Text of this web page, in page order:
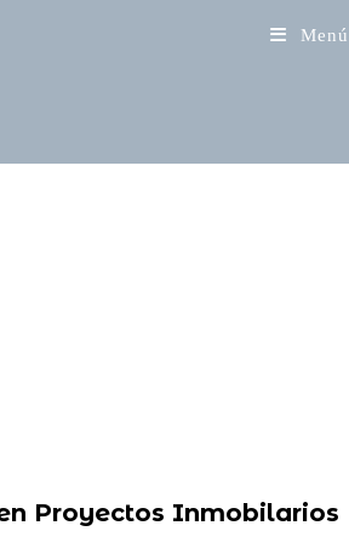
Menú
Proyectos Inmobilarios